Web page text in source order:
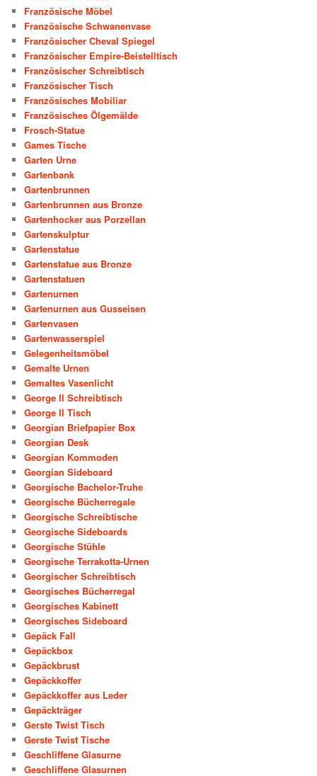
Französische Möbel
Französische Schwanenvase
Französischer Cheval Spiegel
Französischer Empire-Beistelltisch
Französischer Schreibtisch
Französischer Tisch
Französisches Mobiliar
Französisches Ölgemälde
Frosch-Statue
Games Tische
Garten Urne
Gartenbank
Gartenbrunnen
Gartenbrunnen aus Bronze
Gartenhocker aus Porzellan
Gartenskulptur
Gartenstatue
Gartenstatue aus Bronze
Gartenstatuen
Gartenurnen
Gartenurnen aus Gusseisen
Gartenvasen
Gartenwasserspiel
Gelegenheitsmöbel
Gemalte Urnen
Gemaltes Vasenlicht
George II Schreibtisch
George II Tisch
Georgian Briefpapier Box
Georgian Desk
Georgian Kommoden
Georgian Sideboard
Georgische Bachelor-Truhe
Georgische Bücherregale
Georgische Schreibtische
Georgische Sideboards
Georgische Stühle
Georgische Terrakotta-Urnen
Georgischer Schreibtisch
Georgisches Bücherregal
Georgisches Kabinett
Georgisches Sideboard
Gepäck Fall
Gepäckbox
Gepäckbrust
Gepäckkoffer
Gepäckkoffer aus Leder
Gepäckträger
Gerste Twist Tisch
Gerste Twist Tische
Geschliffene Glasurne
Geschliffene Glasurnen